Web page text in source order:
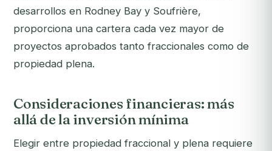
desarrollos en Rodney Bay y Soufrière,
proporciona una cartera cada vez mayor de
proyectos aprobados tanto fraccionales como de
propiedad plena.
Consideraciones financieras: más
allá de la inversión mínima
Elegir entre propiedad fraccional y plena requiere